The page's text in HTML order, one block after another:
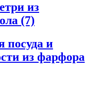
из
(7)
посуда и
из фарфора